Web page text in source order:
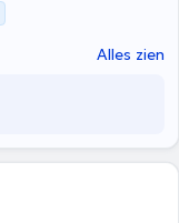
Alles zien